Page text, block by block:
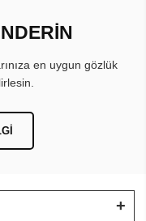
en uygun gözlük